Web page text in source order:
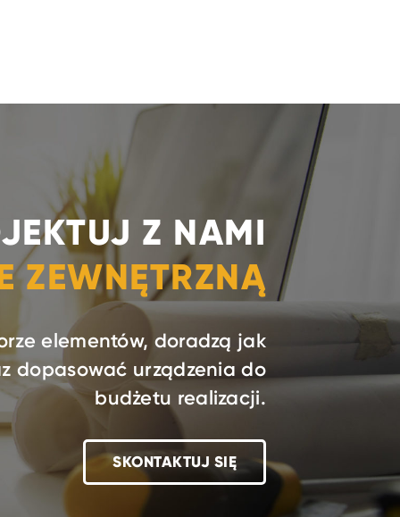
Z NAMI
ZEWNĘTRZNĄ
elementów, doradzą jak
dopasować urządzenia do
budżetu realizacji.
SKONTAKTUJ SIĘ